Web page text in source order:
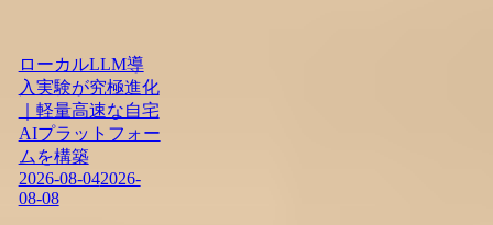
ローカルLLM導
入実験が究極進化
｜軽量高速な自宅
AIプラットフォー
ムを構築
2026-08-042026-
08-08